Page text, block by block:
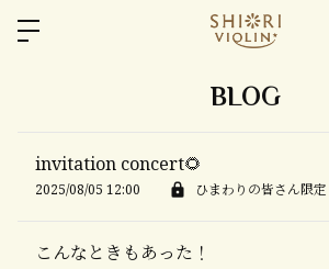
BLOG
invitation concert🌻
2025/08/05 12:00 ひまわりの皆さん限定
こんなときもあった！